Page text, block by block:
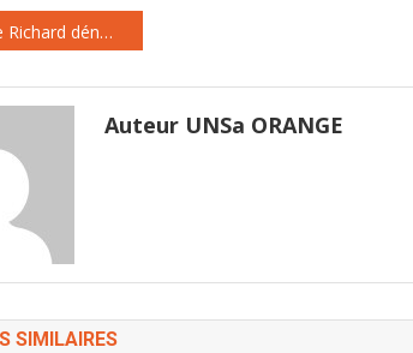
concurrents permettrait à
l'opérateur français de…
Facebook, Amazon et la « naïveté » de la Commission Européenne
Auteur UNSa ORANGE
SIMILAIRES